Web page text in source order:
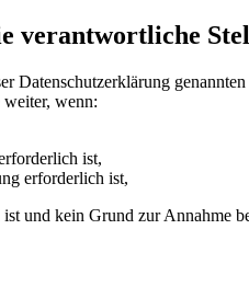
verantwortliche
Datenschutzerklärung
wenn:
ist,
erforderlich ist,
und kein Grund zur Annahme